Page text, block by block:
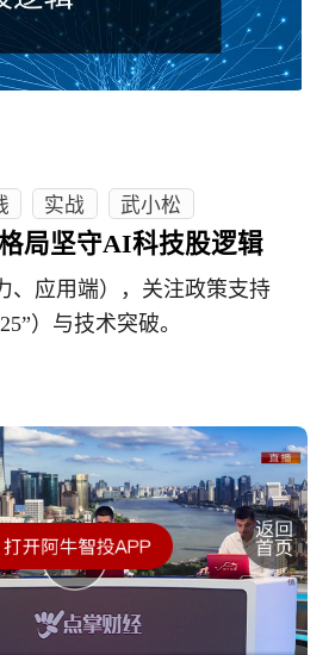
实战
武小松
局坚守AI科技股逻辑
、应用端），关注政策支持
）与技术突破。